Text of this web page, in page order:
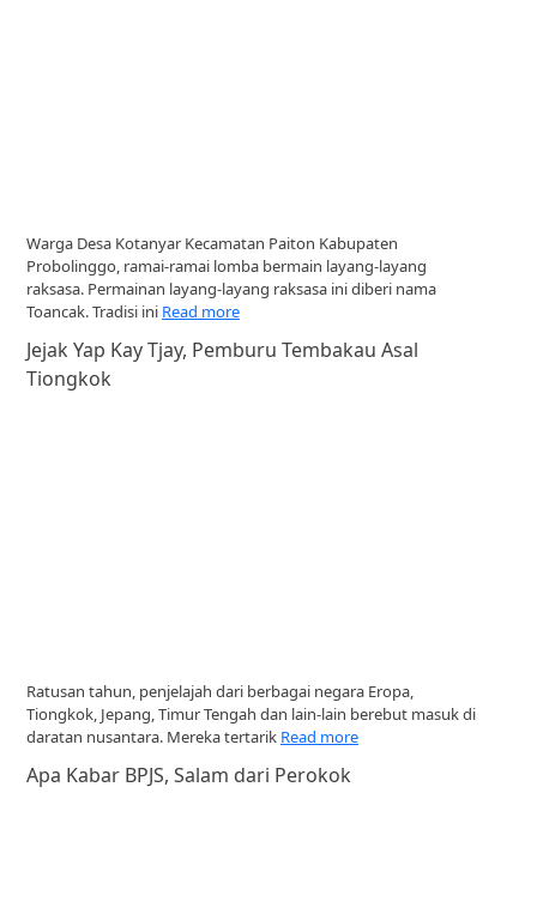
Warga Desa Kotanyar Kecamatan Paiton Kabupaten
Probolinggo, ramai-ramai lomba bermain layang-layang
raksasa. Permainan layang-layang raksasa ini diberi nama
Toancak. Tradisi ini Read more
Jejak Yap Kay Tjay, Pemburu Tembakau Asal
Tiongkok
Ratusan tahun, penjelajah dari berbagai negara Eropa,
Tiongkok, Jepang, Timur Tengah dan lain-lain berebut masuk di
daratan nusantara. Mereka tertarik Read more
Apa Kabar BPJS, Salam dari Perokok